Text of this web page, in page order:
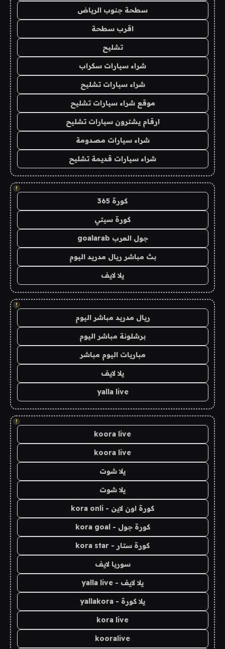
سطحة جنوب الرياض
اقرب سطحة
تشليح
شراء سيارات سكراب
شراء سيارات تشليح
موقع شراء سيارات تشليح
ارقام يشترون سيارات تشليح
شراء سيارات مصدومة
شراء سيارات قديمة تشليح
!
كورة 365
كورة سيتي
جول العرب goalarab
بث مباشر ريال مدريد اليوم
يلا لايف
!
ريال مدريد مباشر اليوم
برشلونة مباشر اليوم
مباريات اليوم مباشر
يلا لايف
yalla live
!
koora live
koora live
يلا شوت
يلا شوت
كورة اون لاين - kora onli
كورة جول - kora goal
كورة ستار - kora star
سوريا لايف
يلا لايف - yalla live
يلا كورة - yallakora
kora live
kooralive